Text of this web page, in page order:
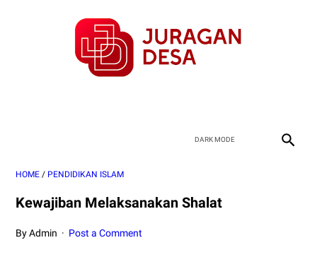
HOME / PENDIDIKAN ISLAM
Kewajiban Melaksanakan Shalat
By Admin Post a Comment